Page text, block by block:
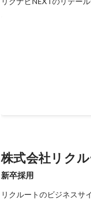
株式会社リク
新卒採用
リクルートのビジネスサ